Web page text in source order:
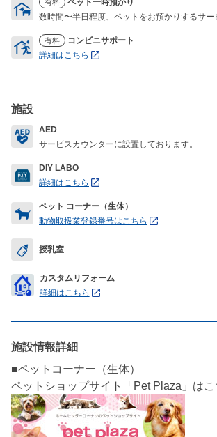
有料
数時間〜半日程度、ペットをお預かりするサー
有料
コンビニサポート
詳細はこちら
施設
AED
サービスカウンターに設置しております。
DIY LABO
詳細はこちら
ペット コーナー（生体）
動物取扱業登録番号はこちら
授乳室
カスタムリフォーム
詳細はこちら
施設情報詳細
■ペットコーナー（生体）